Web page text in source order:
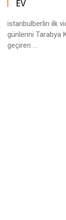
EV
istanbulberlin ilk
günlerini Tarabya
geçiren ...